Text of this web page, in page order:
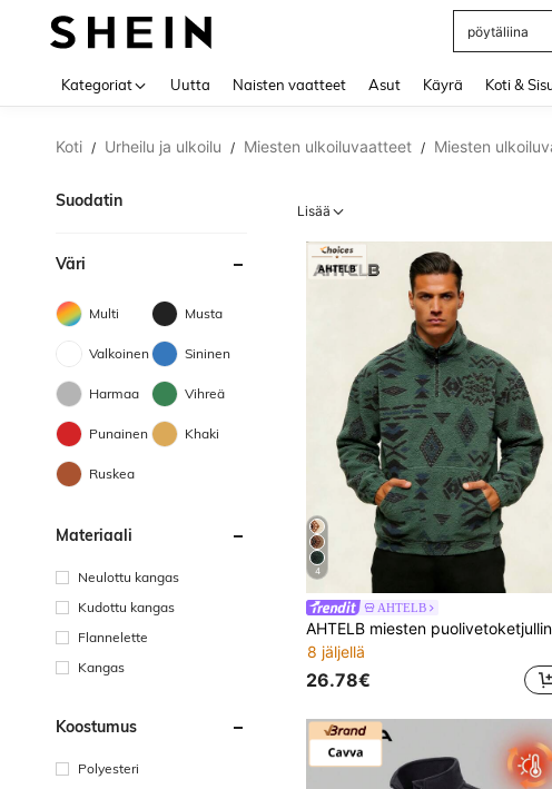
nails
Kategoriat Uutta Naisten vaatteet Asut Käyrä Koti &
Koti / Urheilu ja ulkoilu / Miesten ulkoiluvaatteet / Miesten
Suodatin
Väri
Multi Musta
Valkoinen Sininen
Harmaa Vihreä
Punainen Khaki
Ruskea
Materiaali
Neulottu kangas
Kudottu kangas
Flannelette
Kangas
Koostumus
Polyesteri
Lisää
4
AHTELB
8 jäljellä
26.78€